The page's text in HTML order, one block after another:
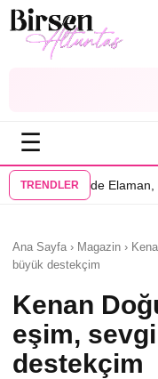
☰
TRENDLER
“Tutsak Sevda”
Ana Sayfa › Magazin ›
büyük destekçim
Kenan
eşim,
destekçim